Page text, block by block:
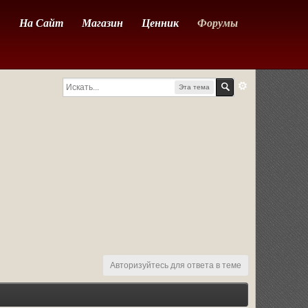
На Сайт Магазин Ценник Форумы
Эта тема
Авторизуйтесь для ответа в теме